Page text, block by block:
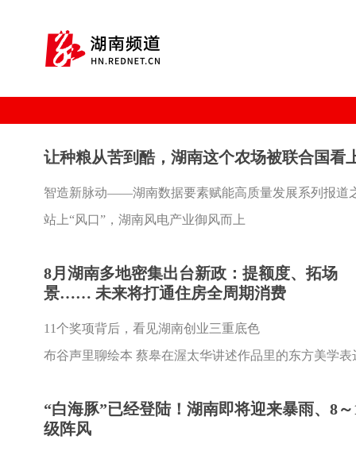
让种粮从苦到酷，湖南这个农场被联合国看
智造新脉动——湖南数据要素赋能高质量发展系列报道
站上“风口”，湖南风电产业御风而上
8月湖南多地密集出台新政：提额度、拓场
景…… 未来将打通住房全周期消费
11个奖项背后，看见湖南创业三重底色
布谷声里聊绘本 蔡皋在渥太华讲述作品里的东方美学表
“白海豚”已经登陆！湖南即将迎来暴雨、8～
级阵风
是浅秋微光